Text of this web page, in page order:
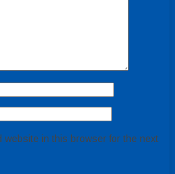
website in this browser for the next